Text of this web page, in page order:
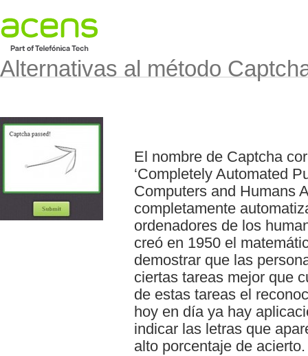
Alternativas al método
El nombre de Captcha
‘Completely Automated
Computers and Humans
completamente
ordenadores de los
creó en 1950 el
demostrar que las
ciertas tareas mejor que
de estas tareas el
hoy en día ya hay
indicar las letras que
alto porcentaje de acierto.